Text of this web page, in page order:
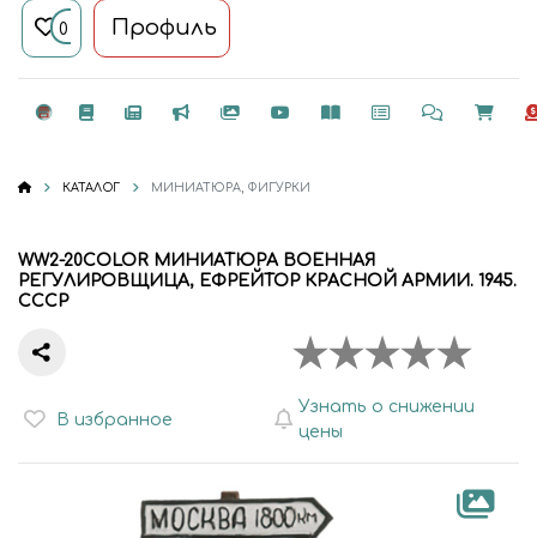
0 Профиль
КАТАЛОГ МИНИАТЮРА, ФИГУРКИ
WW2-20COLOR МИНИАТЮРА ВОЕННАЯ
РЕГУЛИРОВЩИЦА, ЕФРЕЙТОР КРАСНОЙ АРМИИ. 1945.
СССР
В избранное
Узнать о снижении
цены